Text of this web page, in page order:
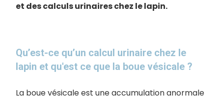
et des calculs urinaires chez le lapin.
Qu’est-ce qu’un calcul urinaire chez le
lapin et qu'est ce que la boue vésicale ?
La boue vésicale est une accumulation anormale